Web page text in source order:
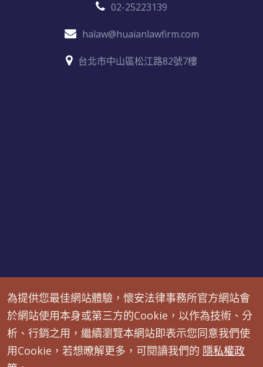
為提供您最佳網站體驗，懷安法律事務所官方網站會
於網站使用本身或第三方的Cookie，以作為技術、分
析、行銷之用，繼續瀏覽本網站即表示您同意我們使
用Cookie，若想暸解更多，可閱讀我們的 隱私權政
02-25223139
halaw@huaianlawfirm.com
台北市中山區松江路82號7樓
免責聲明：本網頁內之文字內容僅提供參考，並非代表律師
真正法律見解，如有具體個案狀況，請直接預約諮詢。
懷安法律事務所 © All Rights Reserved.